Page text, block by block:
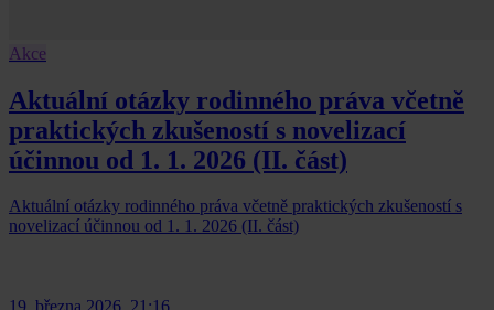
Akce
Aktuální otázky rodinného práva včetně
praktických zkušeností s novelizací
účinnou od 1. 1. 2026 (II. část)
Aktuální otázky rodinného práva včetně praktických zkušeností s
novelizací účinnou od 1. 1. 2026 (II. část)